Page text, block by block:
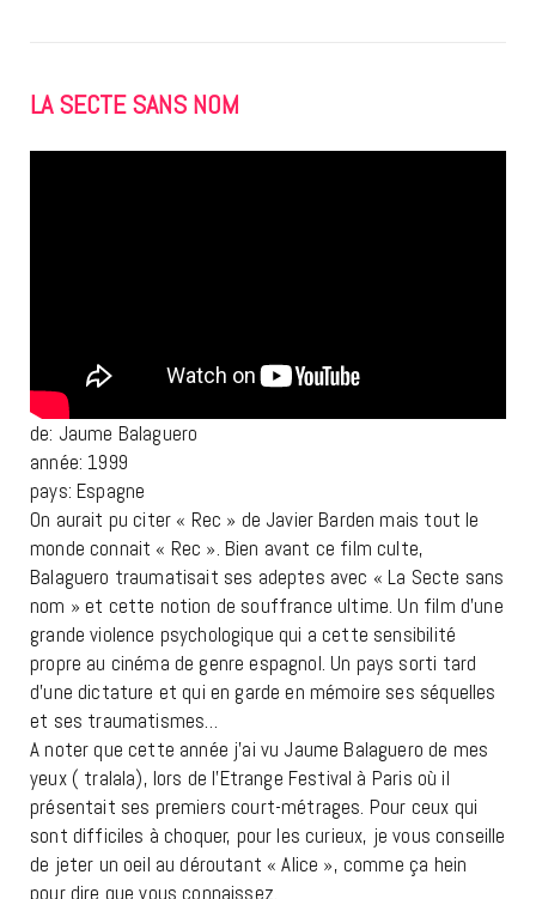
LA SECTE SANS NOM
de: Jaume Balaguero
année: 1999
pays: Espagne
On aurait pu citer « Rec » de Javier Barden mais tout le
monde connait « Rec ». Bien avant ce film culte,
Balaguero traumatisait ses adeptes avec « La Secte sans
nom » et cette notion de souffrance ultime. Un film d’une
grande violence psychologique qui a cette sensibilité
propre au cinéma de genre espagnol. Un pays sorti tard
d’une dictature et qui en garde en mémoire ses séquelles
et ses traumatismes…
A noter que cette année j’ai vu Jaume Balaguero de mes
yeux ( tralala), lors de l’Etrange Festival à Paris où il
présentait ses premiers court-métrages. Pour ceux qui
sont difficiles à choquer, pour les curieux, je vous conseille
de jeter un oeil au déroutant « Alice », comme ça hein
pour dire que vous connaissez.